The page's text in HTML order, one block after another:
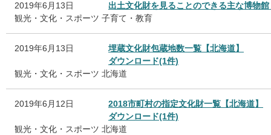
2019年6月13日
出土文化財を見ることのできる主な博物
観光・文化・スポーツ 子育て・教育
2019年6月13日
埋蔵文化財包蔵地数一覧【北海道】
ダウンロード(1件)
観光・文化・スポーツ 北海道
2019年6月12日
2018市町村の指定文化財一覧【北海道】
ダウンロード(1件)
観光・文化・スポーツ 北海道